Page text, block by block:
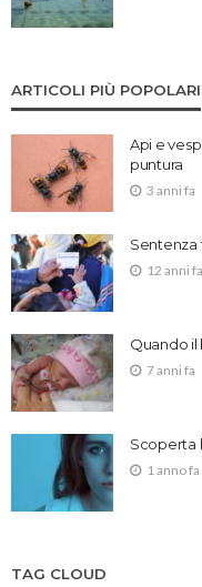
ARTICOLI PIÙ POPOLARI
Api e
puntura
3 anni fa
Sentenza
12 anni fa
Quando il
7 anni fa
Scoperta
1 anno fa
TAG CLOUD